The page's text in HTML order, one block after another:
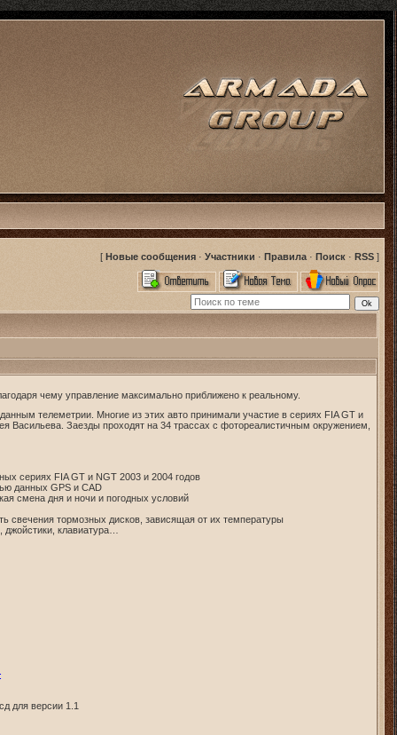
[ Новые сообщения · Участники · Правила · Поиск · RSS ]
чему управление максимально приближено к реальному.
телеметрии. Многие из этих авто принимали участие в сериях FIA GT и
Васильева. Заезды проходят на 34 трассах с фотореалистичным окружением,
сериях FIA GT и NGT 2003 и 2004 годов
данных GPS и CAD
смена дня и ночи и погодных условий
свечения тормозных дисков, зависящая от их температуры
клавиатура…
для версии 1.1